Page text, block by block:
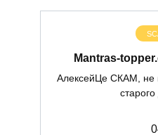
Mantras-
АлексейЦе СКАМ, не
0